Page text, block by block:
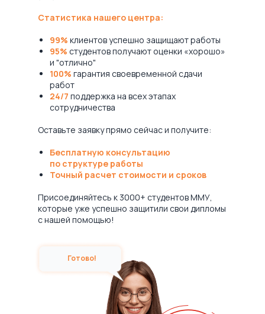
Статистика нашего центра:
99% клиентов успешно защищают работы
95% студентов получают оценки «хорошо»
и "отлично"
100% гарантия своевременной сдачи
работ
24/7 поддержка на всех этапах
сотрудничества
Оставьте заявку прямо сейчас и получите:
Бесплатную консультацию
по структуре работы
Точный расчет стоимости и сроков
Присоединяйтесь к 3000+ студентов ММУ,
которые уже успешно защитили свои дипломы
с нашей помощью!
Готово!